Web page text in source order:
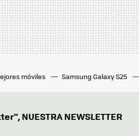
móviles Samsung Galaxy S25
NUESTRA NEWSLETTER